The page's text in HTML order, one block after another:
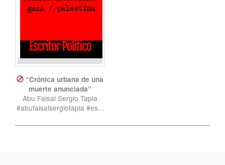
“Crónica urbana de una
muerte anunciada”
Abu Faisal Sergio Tapia
#abufaisalsergiotapia #es...